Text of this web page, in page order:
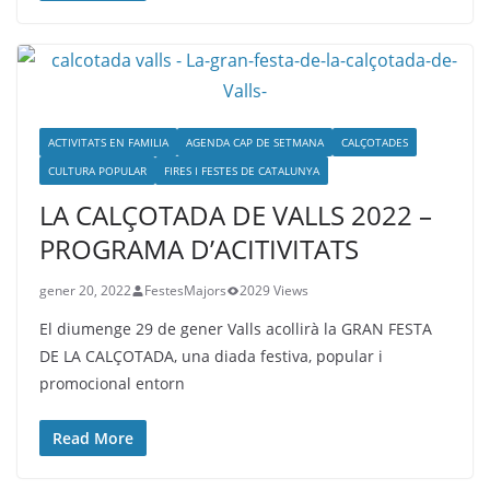
ACTIVITATS EN FAMILIA AGENDA CAP DE SETMANA
CALÇOTADES
CULTURA POPULAR
FIRES I FESTES DE CATALUNYA
LA CALÇOTADA DE VALLS 2022 –
PROGRAMA D’ACITIVITATS
gener 20, 2022 FestesMajors 2029 Views
El diumenge 29 de gener Valls acollirà la GRAN FESTA
DE LA CALÇOTADA, una diada festiva, popular i
promocional entorn
Read More